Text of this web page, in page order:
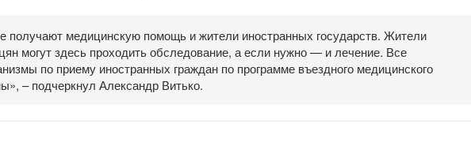
получают медицинскую помощь и жители иностранных государств. Жители
могут здесь проходить обследование, а если нужно — и лечение. Все
по приему иностранных граждан по программе въездного медицинского
– подчеркнул Александр Витько.